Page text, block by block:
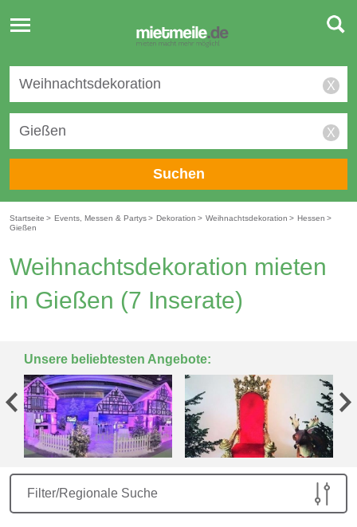
Toggle
navigation
X
X
Suchen
Startseite > Events, Messen & Partys> Dekoration > Weihnachtsdekoration > Hessen >
Gießen
Weihnachtsdekoration mieten
in Gießen (7 Inserate)
Unsere beliebtesten Angebote:
Filter/Regionale Suche